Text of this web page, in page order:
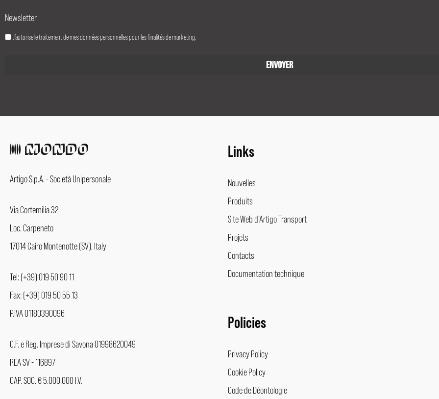
Newsletter
J’autorise le traitement de mes données personnelles pour les finalités de marketing.
Artigo S.p.A. - Società Unipersonale
Via Cortemilia 32
Loc. Carpeneto
17014 Cairo Montenotte (SV), Italy
Tel: (+39) 019 50 90 11
Fax: (+39) 019 50 55 13
P.IVA 01180390096
C.F. e Reg. Imprese di Savona 01998620049
REA SV - 116897
CAP. SOC. € 5.000.000 I.V.
Links
Nouvelles
Produits
Site Web d’Artigo Transport
Projets
Contacts
Documentation technique
Policies
Privacy Policy
Cookie Policy
Code de Déontologie